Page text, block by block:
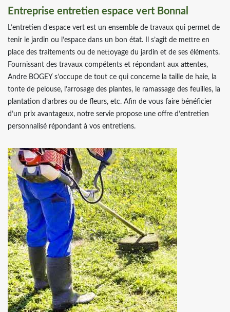
Entreprise entretien espace vert Bonnal
L’entretien d’espace vert est un ensemble de travaux qui permet de
tenir le jardin ou l’espace dans un bon état. Il s’agit de mettre en
place des traitements ou de nettoyage du jardin et de ses éléments.
Fournissant des travaux compétents et répondant aux attentes,
Andre BOGEY s’occupe de tout ce qui concerne la taille de haie, la
tonte de pelouse, l’arrosage des plantes, le ramassage des feuilles, la
plantation d’arbres ou de fleurs, etc. Afin de vous faire bénéficier
d’un prix avantageux, notre servie propose une offre d’entretien
personnalisé répondant à vos entretiens.